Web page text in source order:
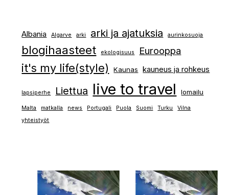
Albania Algarve arki arki ja ajatuksia aurinkosuoja
blogihaasteet ekologisuus Eurooppa
it's my life(style) Kaunas kauneus ja rohkeus
lapsiperhe Liettua live to travel lomailu
Malta matkalla news Portugali Puola Suomi Turku
Vilna
yhteistyöt